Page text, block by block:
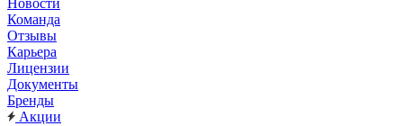
Новости
Команда
Отзывы
Карьера
Лицензии
Документы
Бренды
Акции